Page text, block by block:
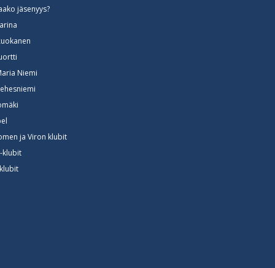
jäsenyys?
Niemi
ja Viron klubit
klubit